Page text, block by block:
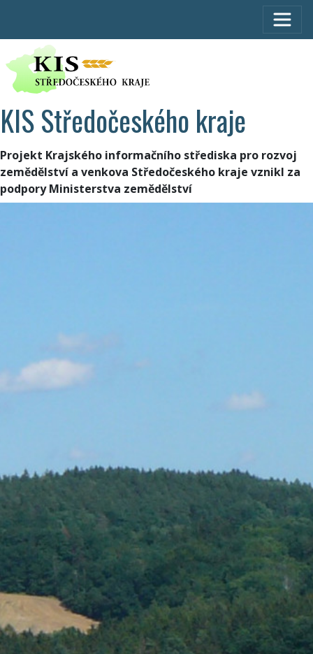
KIS Středočeského kraje
Projekt Krajského informačního střediska pro rozvoj
zemědělství a venkova Středočeského kraje vznikl za
podpory Ministerstva zemědělství